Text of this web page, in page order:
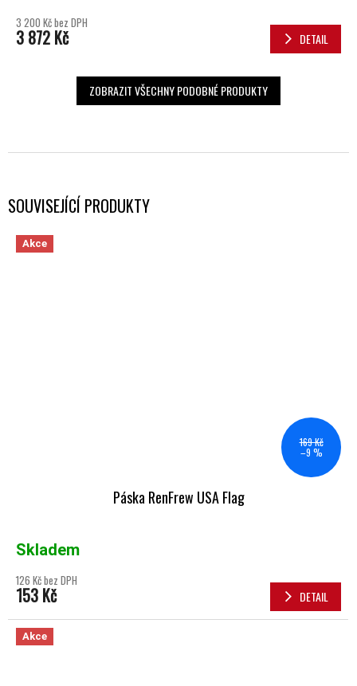
SOUVISEJÍCÍ PRODUKTY
Akce
169 Kč
–9 %
Páska RenFrew USA Flag
Skladem
126 Kč bez DPH
153 Kč DETAIL
Akce
3 200 Kč bez DPH
3 872 Kč DETAIL
ZOBRAZIT VŠECHNY PODOBNÉ PRODUKTY